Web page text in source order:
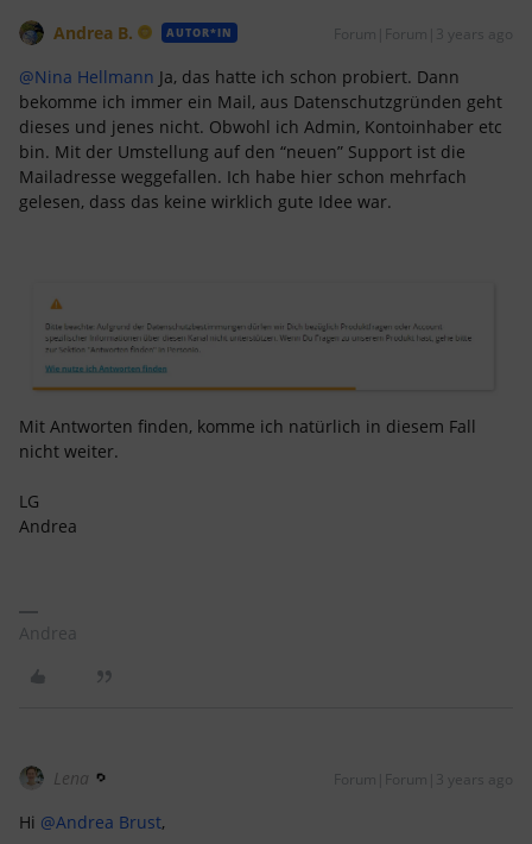
Andrea B. AUTOR*IN Forum|Forum|3 years ago
@Nina Hellmann Ja, das hatte ich schon probiert. Dann
bekomme ich immer ein Mail, aus Datenschutzgründen geht
dieses und jenes nicht. Obwohl ich Admin, Kontoinhaber etc
bin. Mit der Umstellung auf den “neuen” Support ist die
Mailadresse weggefallen. Ich habe hier schon mehrfach
gelesen, dass das keine wirklich gute Idee war.
Mit Antworten finden, komme ich natürlich in diesem Fall
nicht weiter.
LG
Andrea
Andrea
Lena Forum|Forum|3 years ago
Hi @Andrea Brust,